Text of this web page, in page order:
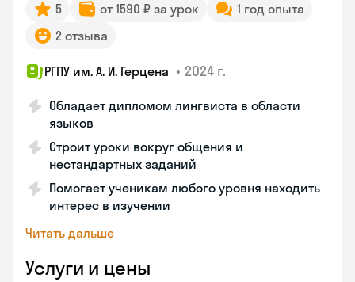
5 от 1590 ₽ за урок
1 год опыта
2 отзыва
РГПУ им. А. И. Герцена • 2024 г.
Обладает дипломом лингвиста в области
языков
Строит уроки вокруг общения и
нестандартных заданий
Помогает ученикам любого уровня находить
интерес в изучении
Читать дальше
Услуги и цены